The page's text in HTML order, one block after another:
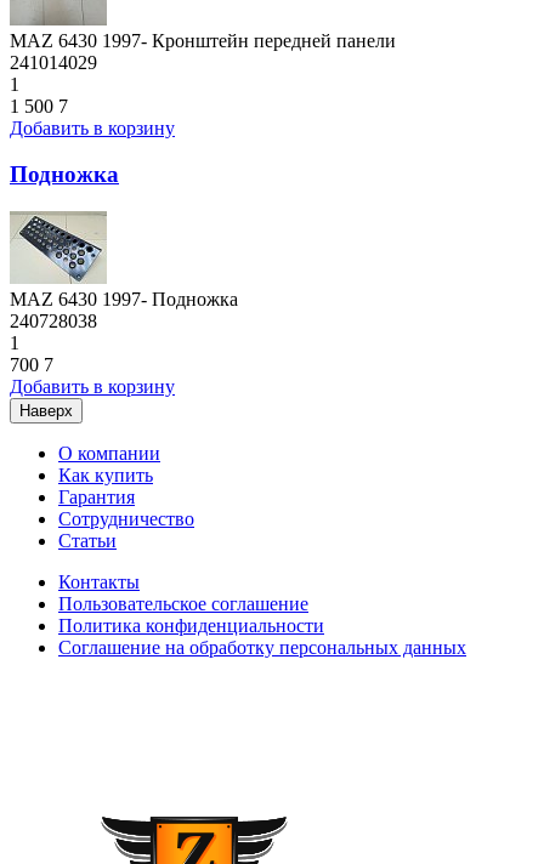
MAZ 6430 1997- Кронштейн передней панели
241014029
1
1 500 7
Добавить в корзину
Подножка
MAZ 6430 1997- Подножка
240728038
1
700 7
Добавить в корзину
Наверх
О компании
Как купить
Гарантия
Сотрудничество
Статьи
Контакты
Пользовательское соглашение
Политика конфиденциальности
Соглашение на обработку персональных данных